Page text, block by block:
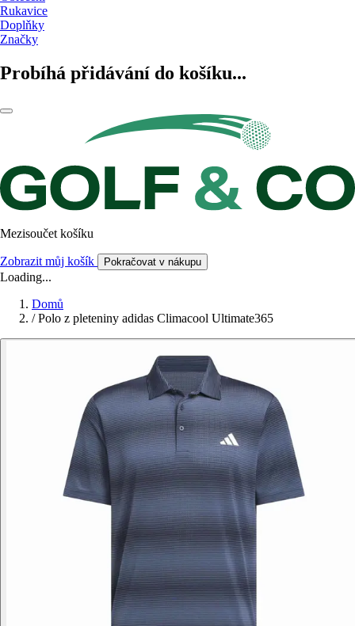
Rukavice
Doplňky
Značky
Probíhá přidávání do košíku...
Mezisoučet košíku
Zobrazit můj košík Pokračovat v nákupu
Loading...
Domů
/ Polo z pleteniny adidas Climacool Ultimate365